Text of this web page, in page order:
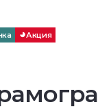
Акция